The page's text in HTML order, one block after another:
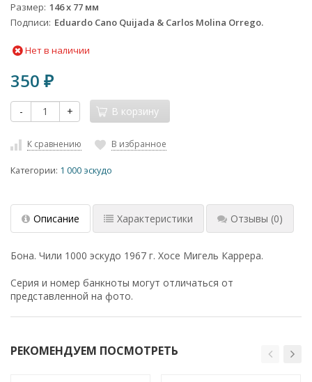
Размер 146 x 77 мм
Подписи Eduardo Cano Quijada & Carlos Molina Orrego.
Нет в наличии
350 ₽
- + В корзину
К сравнению В избранное
Категории: 1 000 эскудо
Описание Характеристики Отзывы (0)
Бона. Чили 1000 эскудо 1967 г. Хосе Мигель Каррера.
Серия и номер банкноты могут отличаться от
представленной на фото.
РЕКОМЕНДУЕМ ПОСМОТРЕТЬ